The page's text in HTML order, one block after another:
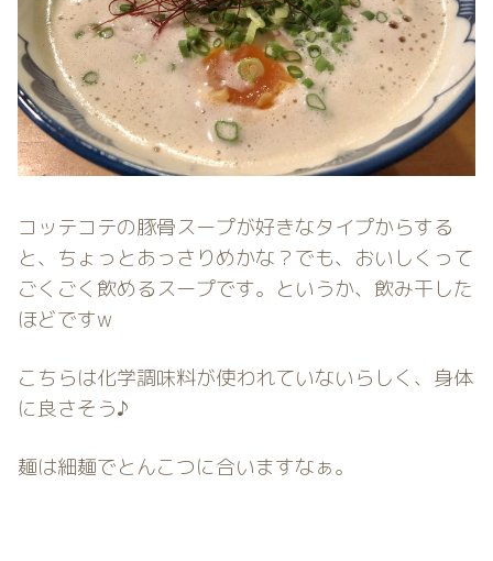
コッテコテの豚骨スープが好きなタイプからする
と、ちょっとあっさりめかな？でも、おいしくって
ごくごく飲めるスープです。というか、飲み干した
ほどですw
こちらは化学調味料が使われていないらしく、身体
に良さそう♪
麺は細麺でとんこつに合いますなぁ。